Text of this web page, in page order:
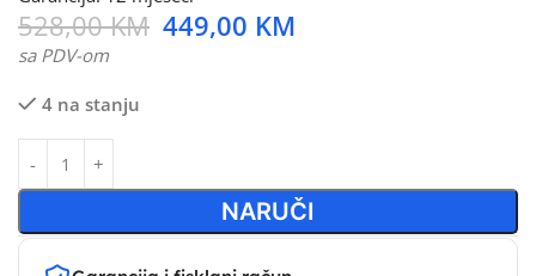
528,00KM 449,00 KM
sa PDV-om
4 na stanju
NARUČI